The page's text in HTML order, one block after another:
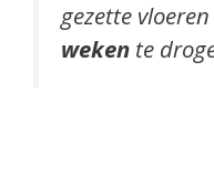
gezette
weken te